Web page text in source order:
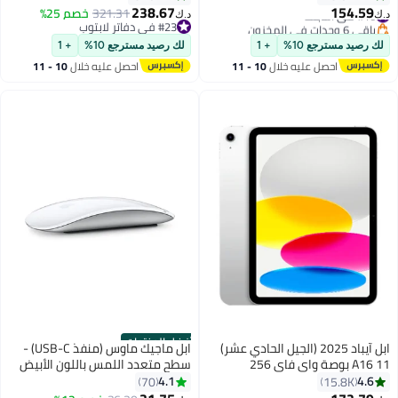
الأوسط
د.ك‏154.59
#16 في التابلت
باقي 6 وحدات في المخزون
#16 في التابلت
لك رصيد مسترجع 10% + 1
احصل عليه خلال 10 - 11
نواة | 8 جيجابايت رام | 256 جيجابايت
SSD | لوحة مفاتيح إنجليزية ||
د.ك‏238.67
321.31خصم 25%
#23 في دفاتر لابتوب
#23 في دفاتر لابتوب
لك رصيد مسترجع 10% + 1
احصل عليه خلال 10 - 11
ابل آيباد 2025 (الجيل الحادي عشر)
A16 11 بوصة واي فاي 256
جيجابايت فضي - نسخة الشرق
4.6
15.8K
أفضل المنتجات ابل ماجيك ماوس (منفذ USB-C) -
سطح متعدد اللمس باللون الأبيض
4.1
70